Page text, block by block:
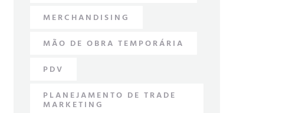
MERCHANDISING
MÃO DE OBRA TEMPORÁRIA
PDV
PLANEJAMENTO DE TRADE
MARKETING